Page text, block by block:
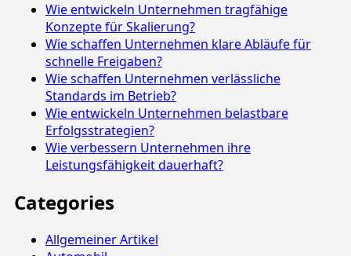
Wie entwickeln Unternehmen tragfähige
Konzepte für Skalierung?
Wie schaffen Unternehmen klare Abläufe für
schnelle Freigaben?
Wie schaffen Unternehmen verlässliche
Standards im Betrieb?
Wie entwickeln Unternehmen belastbare
Erfolgsstrategien?
Wie verbessern Unternehmen ihre
Leistungsfähigkeit dauerhaft?
Categories
Allgemeiner Artikel